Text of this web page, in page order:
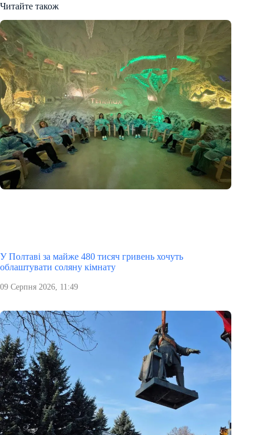
Читайте також
У Полтаві за майже 480 тисяч гривень хочуть
облаштувати соляну кімнату
09 Серпня 2026, 11:49